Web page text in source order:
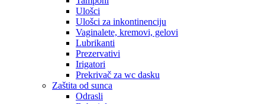
Ulošci
Ulošci za inkontinenciju
Vaginalete, kremovi, gelovi
Lubrikanti
Prezervativi
Irigatori
Prekrivač za wc dasku
Zaštita od sunca
Odrasli